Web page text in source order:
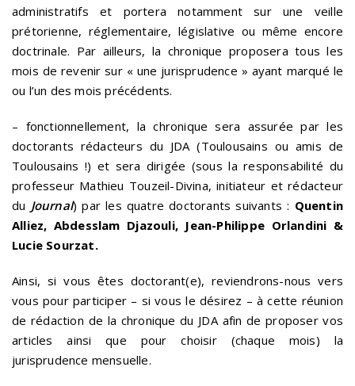
administratifs et portera notamment sur une veille
prétorienne, réglementaire, législative ou même encore
doctrinale. Par ailleurs, la chronique proposera tous les
mois de revenir sur « une jurisprudence » ayant marqué le
ou l’un des mois précédents.
– fonctionnellement, la chronique sera assurée par les
doctorants rédacteurs du JDA (Toulousains ou amis de
Toulousains !) et sera dirigée (sous la responsabilité du
professeur Mathieu Touzeil-Divina, initiateur et rédacteur
du Journal) par les quatre doctorants suivants : Quentin
Alliez, Abdesslam Djazouli, Jean-Philippe Orlandini &
Lucie Sourzat.
Ainsi, si vous êtes doctorant(e), reviendrons-nous vers
vous pour participer – si vous le désirez – à cette réunion
de rédaction de la chronique du JDA afin de proposer vos
articles ainsi que pour choisir (chaque mois) la
jurisprudence mensuelle.